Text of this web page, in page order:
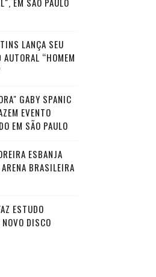
LANÇA SEU
AUTORAL “HOMEM
GABY SPANIC
EVENTO
EM SÃO PAULO
ESBANJA
BRASILEIRA
ESTUDO
DISCO